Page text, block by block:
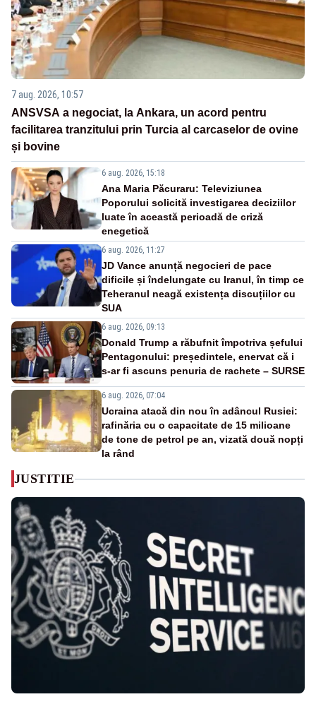
7 aug. 2026, 10:57
ANSVSA a negociat, la Ankara, un acord pentru
facilitarea tranzitului prin Turcia al carcaselor de ovine
și bovine
6 aug. 2026, 15:18
Ana Maria Păcuraru: Televiziunea
Poporului solicită investigarea deciziilor
luate în această perioadă de criză
enegetică
6 aug. 2026, 11:27
JD Vance anunță negocieri de pace
dificile și îndelungate cu Iranul, în timp ce
Teheranul neagă existența discuțiilor cu
SUA
6 aug. 2026, 09:13
Donald Trump a răbufnit împotriva șefului
Pentagonului: președintele, enervat că i
s-ar fi ascuns penuria de rachete – SURSE
6 aug. 2026, 07:04
Ucraina atacă din nou în adâncul Rusiei:
rafinăria cu o capacitate de 15 milioane
de tone de petrol pe an, vizată două nopți
la rând
JUSTITIE